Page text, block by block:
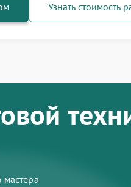
Узнать стоимость